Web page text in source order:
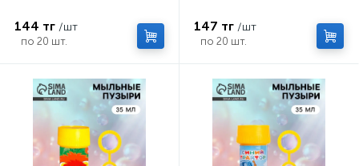
144 тг /шт
по 20 шт.
147 тг /шт
по 20 шт.